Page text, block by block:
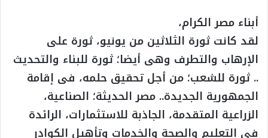
أبناء مصر الكرام،
لقد كانت ثورة الثلاثين من يونيو، ثورة على
الإرهاب والتطرف وهى أيضا؛ ثورة للبناء والتحديث
.. ثورة للشعب؛ من أجل تحقيق حلمه، فى إقامة
الجمهورية الجديدة.. مصر الحديثة؛ الصناعية،
الزراعية المتقدمة، الجاذبة للاستثمارات، الرائدة
فى التعليم والصحة والخدمات وتأهيل الكوادر